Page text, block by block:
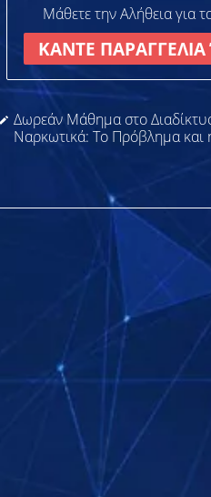
Μάθετε την Αλήθεια για
ΚΑΝΤΕ
Δωρεάν Μάθημα στο
Ναρκωτικά: Το Πρόβλημα και